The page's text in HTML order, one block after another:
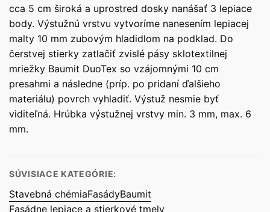
cca 5 cm široká a uprostred dosky nanášať 3 lepiace
body. Výstužnú vrstvu vytvoríme nanesením lepiacej
malty 10 mm zubovým hladidlom na podklad. Do
čerstvej stierky zatlačiť zvislé pásy sklotextilnej
mriežky Baumit DuoTex so vzájomnými 10 cm
presahmi a následne (príp. po pridaní ďalšieho
materiálu) povrch vyhladiť. Výstuž nesmie byť
viditeľná. Hrúbka výstužnej vrstvy min. 3 mm, max. 6
mm.
SÚVISIACE KATEGÓRIE:
Stavebná chémiaFasádyBaumit
Fasádne lepiace a stierkové tmely